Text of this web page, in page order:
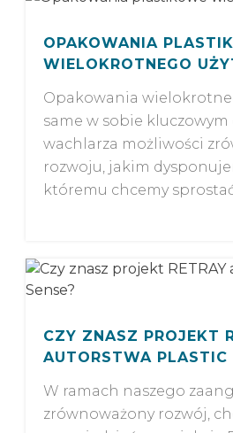
OPAKOWANIA
WIELOKROTNEGO
Opakowania
same w sobie
wachlarza możliwości
rozwoju, jakim
któremu chcemy sprostać
CZY ZNASZ PROJEKT
AUTORSTWA PLASTIC
W ramach naszego
zrównoważony rozwój,